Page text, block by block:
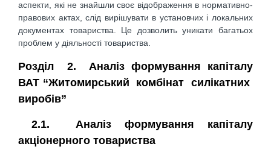
аспекти, які не знайшли своє відображення в нормативно-
правових актах, слід вирішувати в установчих і локальних
документах товариства. Це дозволить уникати багатьох
проблем у діяльності товариства.
Розділ 2. Аналіз формування капіталу
ВАТ “Житомирський комбінат силікатних
виробів”
2.1. Аналіз формування капіталу
акціонерного товариства